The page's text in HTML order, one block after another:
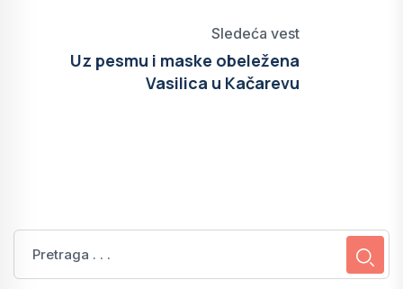
Sledeća vest
Uz pesmu i maske obeležena
Vasilica u Kačarevu